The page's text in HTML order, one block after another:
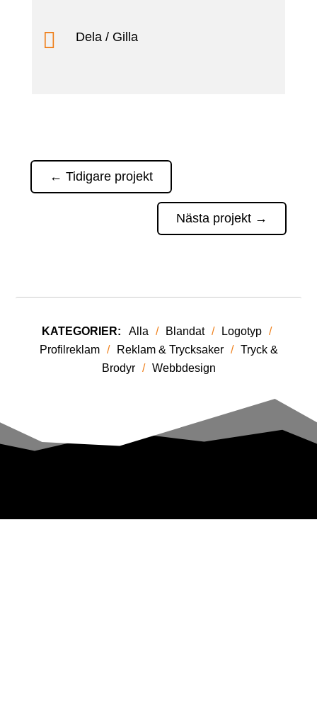
 Dela / Gilla
← Tidigare projekt
Nästa projekt →
KATEGORIER: Alla / Blandat / Logotyp
/
Profilreklam
/ Reklam & Trycksaker /
Tryck &
Brodyr
/ Webbdesign